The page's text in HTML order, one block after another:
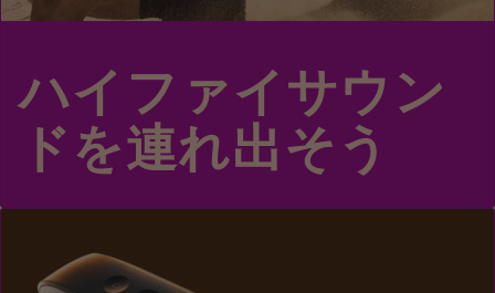
ハイファイサウン
ドを連れ出そう